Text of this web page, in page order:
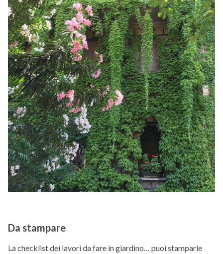
Da stampare
La checklist dei lavori da fare in giardino… puoi stamparle